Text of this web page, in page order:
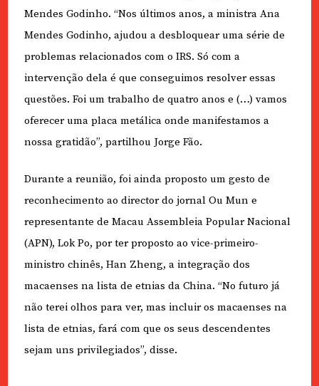
Mendes Godinho. “Nos últimos anos, a ministra Ana
Mendes Godinho, ajudou a desbloquear uma série de
problemas relacionados com o IRS. Só com a
intervenção dela é que conseguimos resolver essas
questões. Foi um trabalho de quatro anos e (…) vamos
oferecer uma placa metálica onde manifestamos a
nossa gratidão”, partilhou Jorge Fão.
Durante a reunião, foi ainda proposto um gesto de
reconhecimento ao director do jornal Ou Mun e
representante de Macau Assembleia Popular Nacional
(APN), Lok Po, por ter proposto ao vice-primeiro-
ministro chinês, Han Zheng, a integração dos
macaenses na lista de etnias da China. “No futuro já
não terei olhos para ver, mas incluir os macaenses na
lista de etnias, fará com que os seus descendentes
sejam uns privilegiados”, disse.